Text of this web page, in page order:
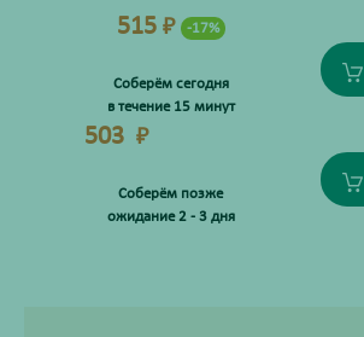
515 ₽ -17%
Соберём сегодня
в течение 15 минут
503 ₽
Соберём позже
ожидание 2 - 3 дня